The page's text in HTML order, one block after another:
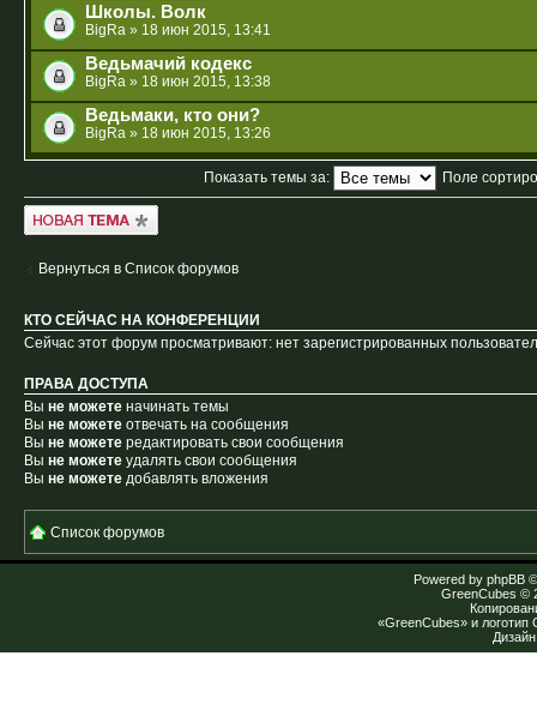
Школы. Волк
BigRa » 18 июн 2015, 13:41
Ведьмачий кодекс
BigRa » 18 июн 2015, 13:38
Ведьмаки, кто они?
BigRa » 18 июн 2015, 13:26
Показать темы за: Поле
Новая тема
Вернуться в Список форумов
КТО СЕЙЧАС НА КОНФЕРЕНЦИИ
Сейчас этот форум просматривают: нет зарегистрированных
ПРАВА ДОСТУПА
Вы не можете начинать темы
Вы не можете отвечать на сообщения
Вы не можете редактировать свои сообщения
Вы не можете удалять свои сообщения
Вы не можете добавлять вложения
Список форумов
Powered by phpBB
GreenCubes ©
«GreenCubes» и